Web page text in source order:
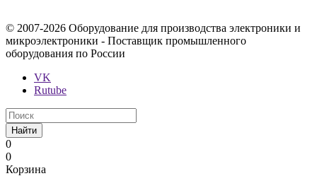
© 2007-2026 Оборудование для производства электроники и
микроэлектроники - Поставщик промышленного
оборудования по России
VK
Rutube
Найти
0
0
Корзина